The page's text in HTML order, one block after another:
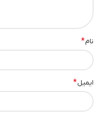
نام*
ایمیل*